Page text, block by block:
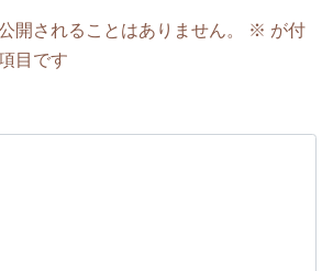
開されることはありません。 ※ が付
目です